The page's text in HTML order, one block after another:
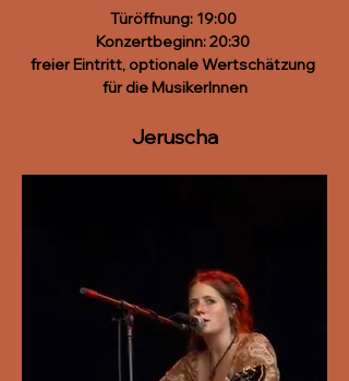
Türöffnung: 19:00
Konzertbeginn: 20:30
freier Eintritt, optionale Wertschätzung
für die MusikerInnen
Jeruscha